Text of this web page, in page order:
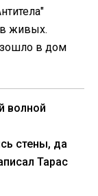
в живых.
в дом
волной
стены, да
Тарас